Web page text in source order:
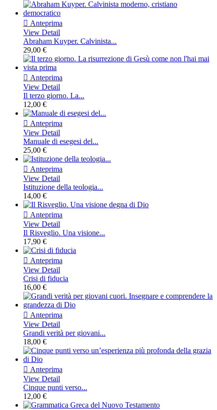
 Anteprima
View Detail
Abraham Kuyper. Calvinista...
29,00 €
 Anteprima
View Detail
Il terzo giorno. La...
12,00 €
 Anteprima
View Detail
Manuale di esegesi del...
25,00 €
 Anteprima
View Detail
Istituzione della teologia...
14,00 €
 Anteprima
View Detail
Il Risveglio. Una visione...
17,90 €
 Anteprima
View Detail
Crisi di fiducia
16,00 €
 Anteprima
View Detail
Grandi verità per giovani...
18,00 €
 Anteprima
View Detail
Cinque punti verso...
12,00 €